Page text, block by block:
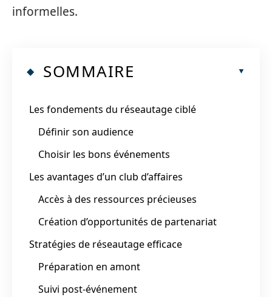
informelles.
SOMMAIRE
Les fondements du réseautage ciblé
Définir son audience
Choisir les bons événements
Les avantages d’un club d’affaires
Accès à des ressources précieuses
Création d’opportunités de partenariat
Stratégies de réseautage efficace
Préparation en amont
Suivi post-événement